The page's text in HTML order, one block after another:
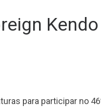
para participar no